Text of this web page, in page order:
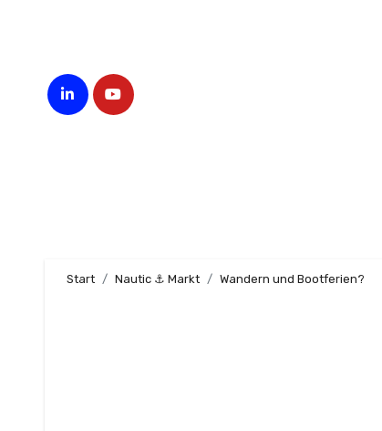
Start Nautic ⚓ Markt Wandern und Bootferien?